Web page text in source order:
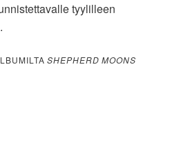
tyylilleen
SHEPHERD MOONS